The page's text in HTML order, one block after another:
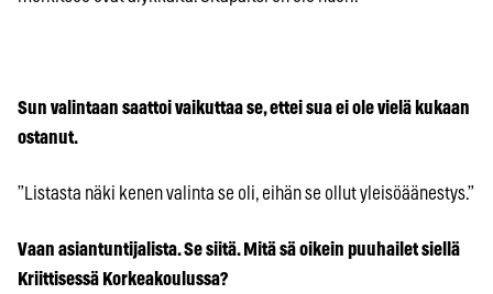
Sun valintaan saattoi vaikuttaa se, ettei sua ei ole vielä kukaan
ostanut.
”Listasta näki kenen valinta se oli, eihän se ollut yleisöäänestys.”
Vaan asiantuntijalista. Se siitä. Mitä sä oikein puuhailet siellä
Kriittisessä Korkeakoulussa?